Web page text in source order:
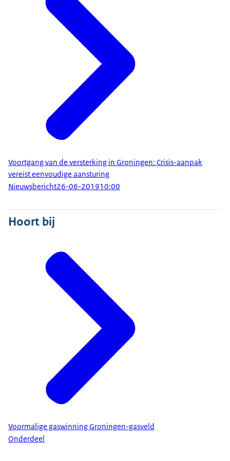
Voortgang van de versterking in Groningen: Crisis-aanpak
vereist eenvoudige aansturing
Nieuwsbericht26-06-201910:00
Hoort bij
Voormalige gaswinning Groningen-gasveld
Onderdeel